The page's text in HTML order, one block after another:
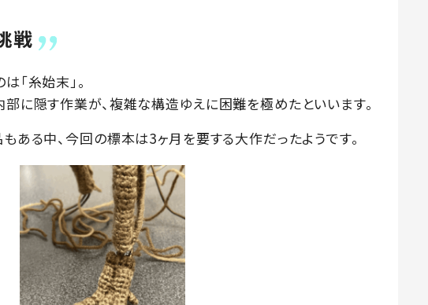
戦
「糸始末」。
に隠す作業が、複雑な構造ゆえに困難を極めたといいます。
ある中、今回の標本は3ヶ月を要する大作だったようです。